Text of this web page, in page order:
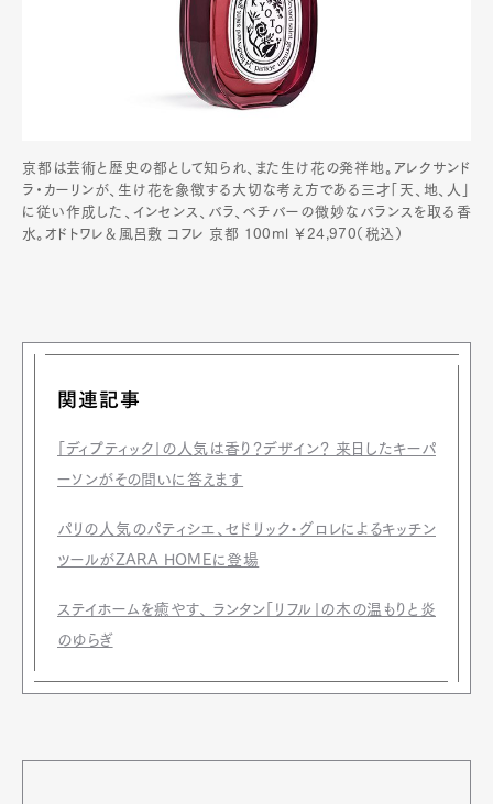
京都は芸術と歴史の都として知られ、また生け花の発祥地。アレクサンド
ラ・カーリンが、生け花を象徴する大切な考え方である三才「天、地、人」
に従い作成した、インセンス、バラ、ベチバーの微妙なバランスを取る香
水。オドトワレ＆風呂敷 コフレ 京都 100ml ￥24,970（税込）
関連記事
「ディプティック」の人気は香り？デザイン？ 来日したキーパ
ーソンがその問いに答えます
パリの人気のパティシエ、セドリック・グロレによるキッチン
ツールがZARA HOMEに登場
ステイホームを癒やす、 ランタン「リフル」の木の温もりと炎
のゆらぎ